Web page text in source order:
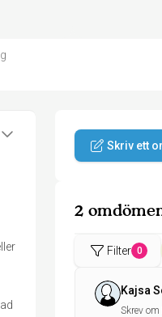
Skriv ett
2
Filter 0
Kajsa
Skrev